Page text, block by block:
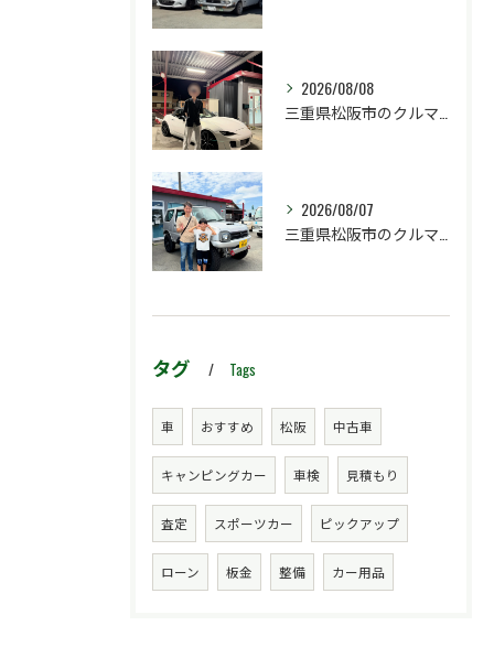
2026/08/08
2026/08/07
タグ Tags
車 おすすめ 松阪 中古車
キャンピングカー 車検 見積もり
査定 スポーツカー ピックアップ
ローン 板金 整備 カー用品